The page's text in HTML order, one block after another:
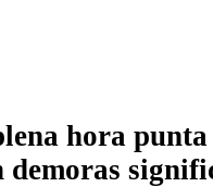
hora punta
demoras